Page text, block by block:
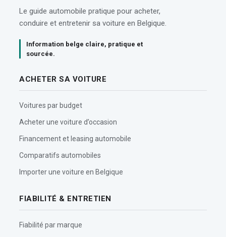
Le guide automobile pratique pour acheter,
conduire et entretenir sa voiture en Belgique.
Information belge claire, pratique et
sourcée.
ACHETER SA VOITURE
Voitures par budget
Acheter une voiture d’occasion
Financement et leasing automobile
Comparatifs automobiles
Importer une voiture en Belgique
FIABILITÉ & ENTRETIEN
Fiabilité par marque